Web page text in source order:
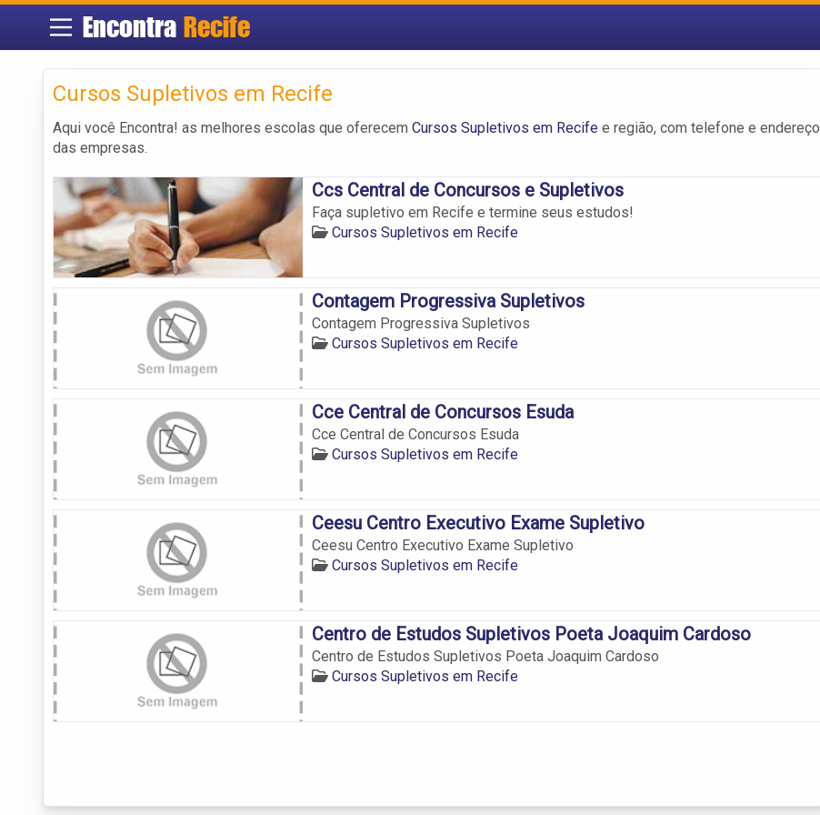
Encontra Recife
Cursos Supletivos em Recife
Aqui você Encontra! as melhores escolas que oferecem Cursos Supletivos em Recife e região, com telefone e endereço
das empresas.
Ccs Central de Concursos e Supletivos
Faça supletivo em Recife e termine seus estudos!
Cursos Supletivos em Recife
Contagem Progressiva Supletivos
Contagem Progressiva Supletivos
Cursos Supletivos em Recife
Cce Central de Concursos Esuda
Cce Central de Concursos Esuda
Cursos Supletivos em Recife
Ceesu Centro Executivo Exame Supletivo
Ceesu Centro Executivo Exame Supletivo
Cursos Supletivos em Recife
Centro de Estudos Supletivos Poeta Joaquim Cardoso
Centro de Estudos Supletivos Poeta Joaquim Cardoso
Cursos Supletivos em Recife